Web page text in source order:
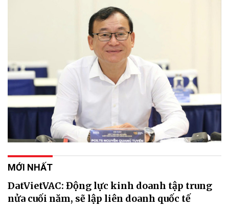
MỚI NHẤT
DatVietVAC: Động lực kinh doanh tập trung
nửa cuối năm, sẽ lập liên doanh quốc tế